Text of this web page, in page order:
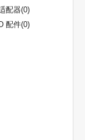
配器(0)
配件(0)